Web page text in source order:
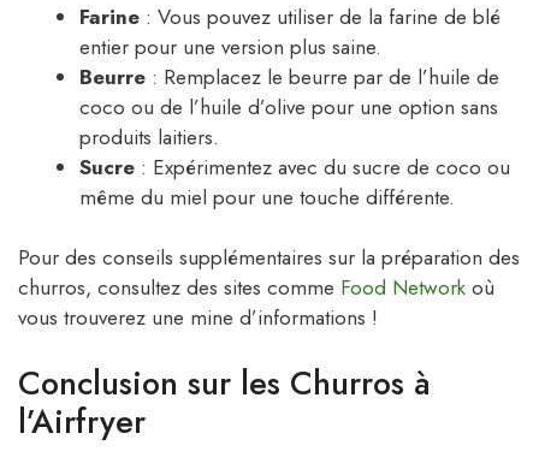
Farine : Vous pouvez utiliser de la farine de blé
entier pour une version plus saine.
Beurre : Remplacez le beurre par de l’huile de
coco ou de l’huile d’olive pour une option sans
produits laitiers.
Sucre : Expérimentez avec du sucre de coco ou
même du miel pour une touche différente.
Pour des conseils supplémentaires sur la préparation des
churros, consultez des sites comme Food Network où
vous trouverez une mine d’informations !
Conclusion sur les Churros à
l’Airfryer